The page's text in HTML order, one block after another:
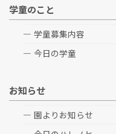
学童のこと
学童募集内容
今日の学童
お知らせ
園よりお知らせ